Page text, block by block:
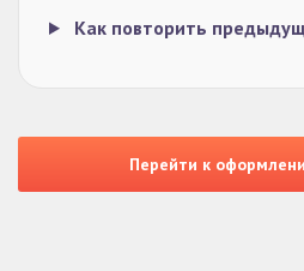
Как повторить
Перейти к